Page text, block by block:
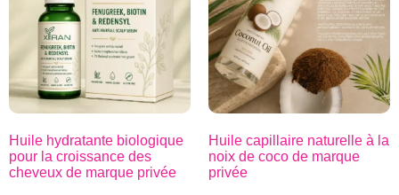
Huile hydratante biologique
pour la croissance des
cheveux de marque privée
Huile capillaire naturelle à la
noix de coco de marque
privée